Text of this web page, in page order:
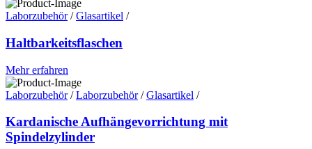
Laborzubehör/Glasartikel /
Haltbarkeitsflaschen
Mehr erfahren
Laborzubehör/Laborzubehör/Glasartikel /
Kardanische Aufhängevorrichtung mit
Spindelzylinder